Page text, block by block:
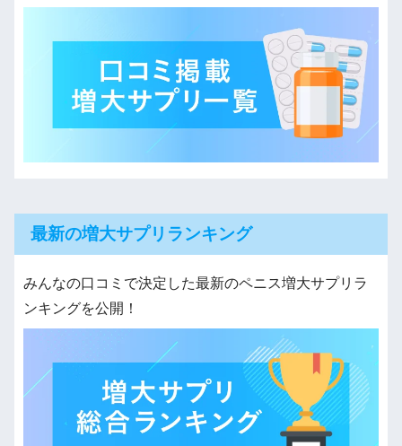
最新の増大サプリランキング
みんなの口コミで決定した最新のペニス増大サプリラ
ンキングを公開！